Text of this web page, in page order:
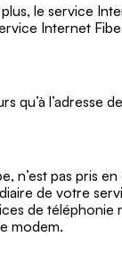
le service
Internet
qu’à l’adresse
pas pris
de votre
de
modem.